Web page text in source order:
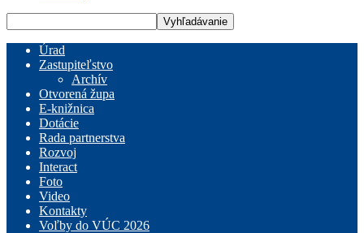
Úrad
Zastupiteľstvo
Archív
Otvorená župa
E-knižnica
Dotácie
Rada partnerstva
Rozvoj
Interact
Foto
Video
Kontakty
Voľby do VÚC 2026